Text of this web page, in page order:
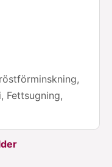
Fettsugning,